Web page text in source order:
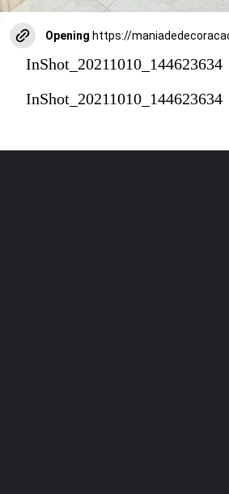
Opening https://
InShot_20211010_144623634
InShot_20211010_144623634